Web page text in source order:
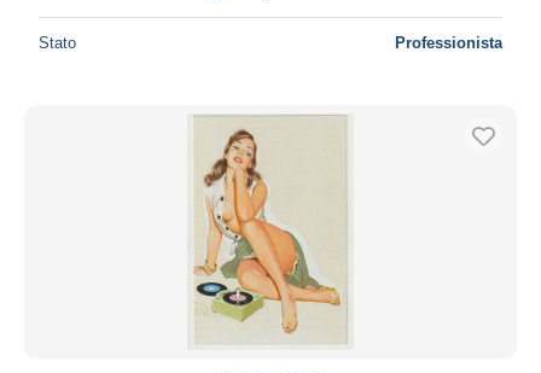
Stato Professionista